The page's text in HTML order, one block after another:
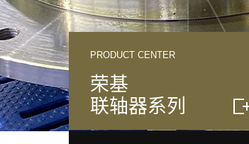
PRODUCT CENTER
荣基
联轴器系列